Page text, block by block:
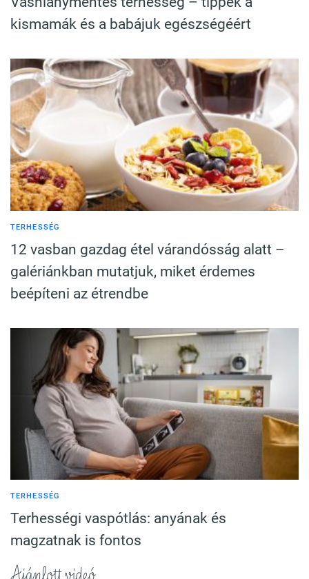
kismamák és a babájuk egészségéért
TERHESSÉG
12 vasban gazdag étel várandósság alatt –
galériánkban mutatjuk, miket érdemes
beépíteni az étrendbe
TERHESSÉG
Terhességi vaspótlás: anyának és
magzatnak is fontos